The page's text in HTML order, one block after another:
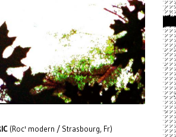
(Roc' modern / Strasbourg, Fr)